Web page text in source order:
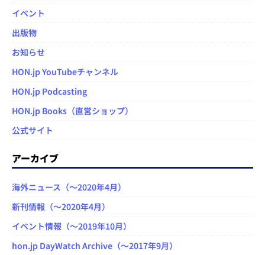
イベント
出版物
お知らせ
HON.jp YouTubeチャンネル
HON.jp Podcasting
HON.jp Books（直営ショップ）
公式サイト
アーカイブ
海外ニュース（～2020年4月）
新刊情報（～2020年4月）
イベント情報（～2019年10月）
hon.jp DayWatch Archive（～2017年9月）